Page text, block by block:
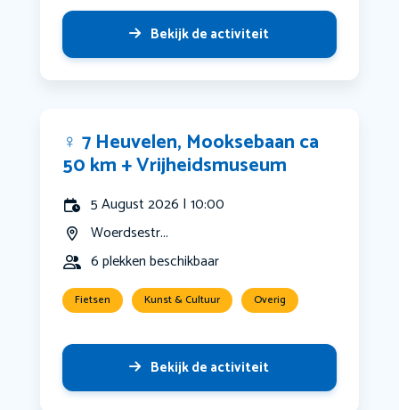
Bekijk de activiteit
‍♀️ 7 Heuvelen, Mooksebaan ca
50 km + Vrijheidsmuseum
5 August 2026 | 10:00
Woerdsestr...
6 plekken beschikbaar
Fietsen Kunst & Cultuur Overig
Bekijk de activiteit